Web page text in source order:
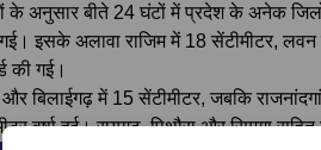
अनुसार बीते 24 घंटों में प्रदेश के अनेक जिलों
गई। इसके अलावा राजिम में 18 सेंटीमीटर,
की गई।
और बिलाईगढ़ में 15 सेंटीमीटर, जबकि
वर्षा हुई। रायगढ़, पिथौरा और सिमगा